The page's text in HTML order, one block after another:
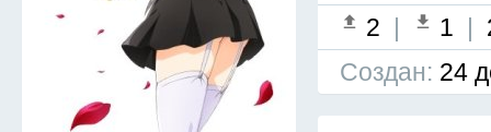
2 | 1 |
Cоздан: 24